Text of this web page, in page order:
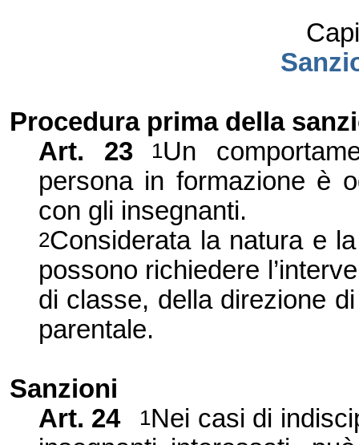
Procedura prima della
Art. 23
1Un
persona in formazione è
con gli insegnanti.
2Considerata la natura e
possono richiedere
di classe, della direzione
parentale.
Sanzioni
Art. 24
1Nei casi di